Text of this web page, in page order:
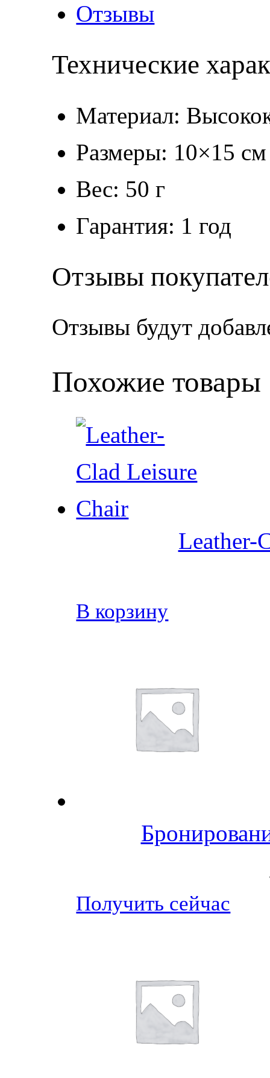
Отзывы
Технические
Материал:
Размеры: 10×15 см
Вес: 50 г
Гарантия: 1 год
Отзывы
Отзывы будут
Похожие товары
Leather-
В корзину
Получить сейчас